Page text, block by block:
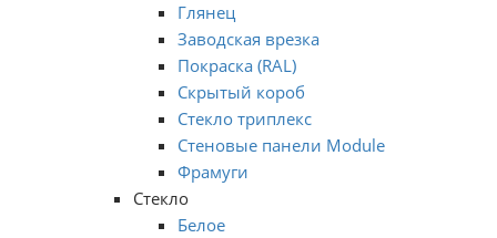
Глянец
Заводская врезка
Покраска (RAL)
Скрытый короб
Стекло триплекс
Стеновые панели Module
Фрамуги
Стекло
Белое